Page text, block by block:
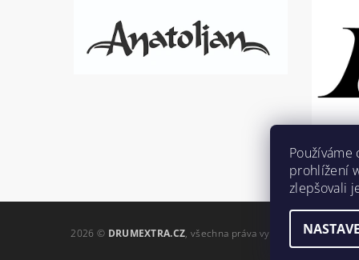
2026 © DRUMEXTRA.CZ, všechna práva vyhrazena
prohlížení
zlepšovali